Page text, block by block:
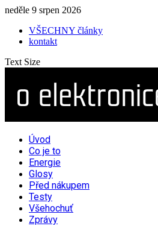
neděle 9 srpen 2026
VŠECHNY články
kontakt
Text Size
Úvod
Co je to
Energie
Glosy
Před nákupem
Testy
Všehochuť
Zprávy